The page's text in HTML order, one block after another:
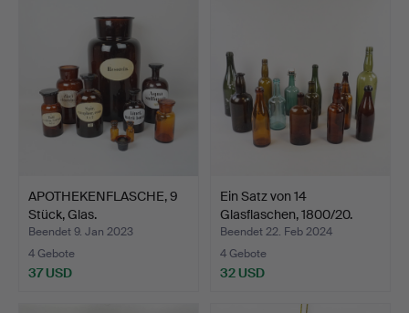
APOTHEKENFLASCHE, 9
Stück, Glas.
Beendet 9. Jan 2023
4 Gebote
37 USD
Ein Satz von 14
Glasflaschen, 1800/20.
Jah…
Beendet 22. Feb 2024
4 Gebote
32 USD